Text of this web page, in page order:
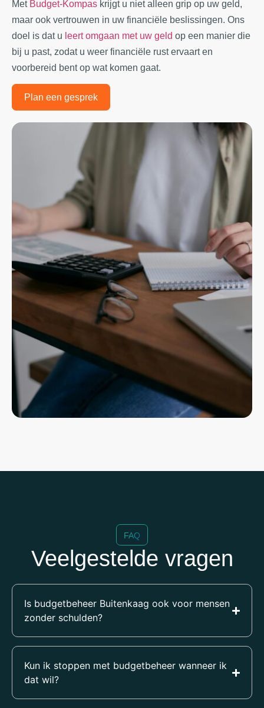
Met Budget-Kompas krijgt u niet alleen grip op uw geld,
maar ook vertrouwen in uw financiële beslissingen. Ons
doel is dat u leert omgaan met uw geld op een manier die
bij u past, zodat u weer financiële rust ervaart en
voorbereid bent op wat komen gaat.
Plan een gesprek
FAQ
Veelgestelde vragen
Is budgetbeheer Buitenkaag ook voor mensen
zonder schulden?
Kun ik stoppen met budgetbeheer wanneer ik
dat wil?